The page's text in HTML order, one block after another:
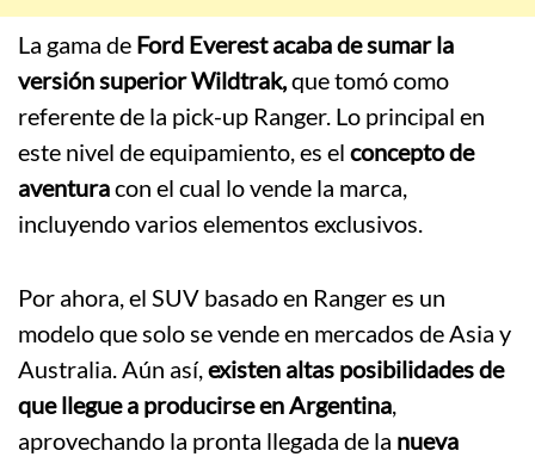
La gama de Ford Everest acaba de sumar la
versión superior Wildtrak,que tomó como
referente de la pick-up Ranger. Lo principal en
este nivel de equipamiento, es el concepto de
aventuracon el cual lo vende la marca,
incluyendo varios elementos exclusivos.
Por ahora, el SUV basado en Ranger es un
modelo que solo se vende en mercados de Asia y
Australia. Aún así,existen altas posibilidades de
que llegue a producirse en Argentina,
aprovechando la pronta llegada de la nueva